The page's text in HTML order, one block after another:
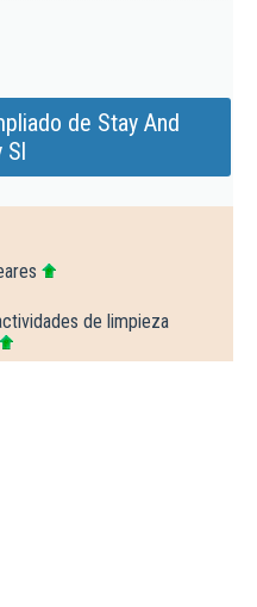
de Stay And
Sl
de limpieza